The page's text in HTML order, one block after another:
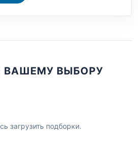
ВАШЕМУ ВЫБОРУ
загрузить подборки.